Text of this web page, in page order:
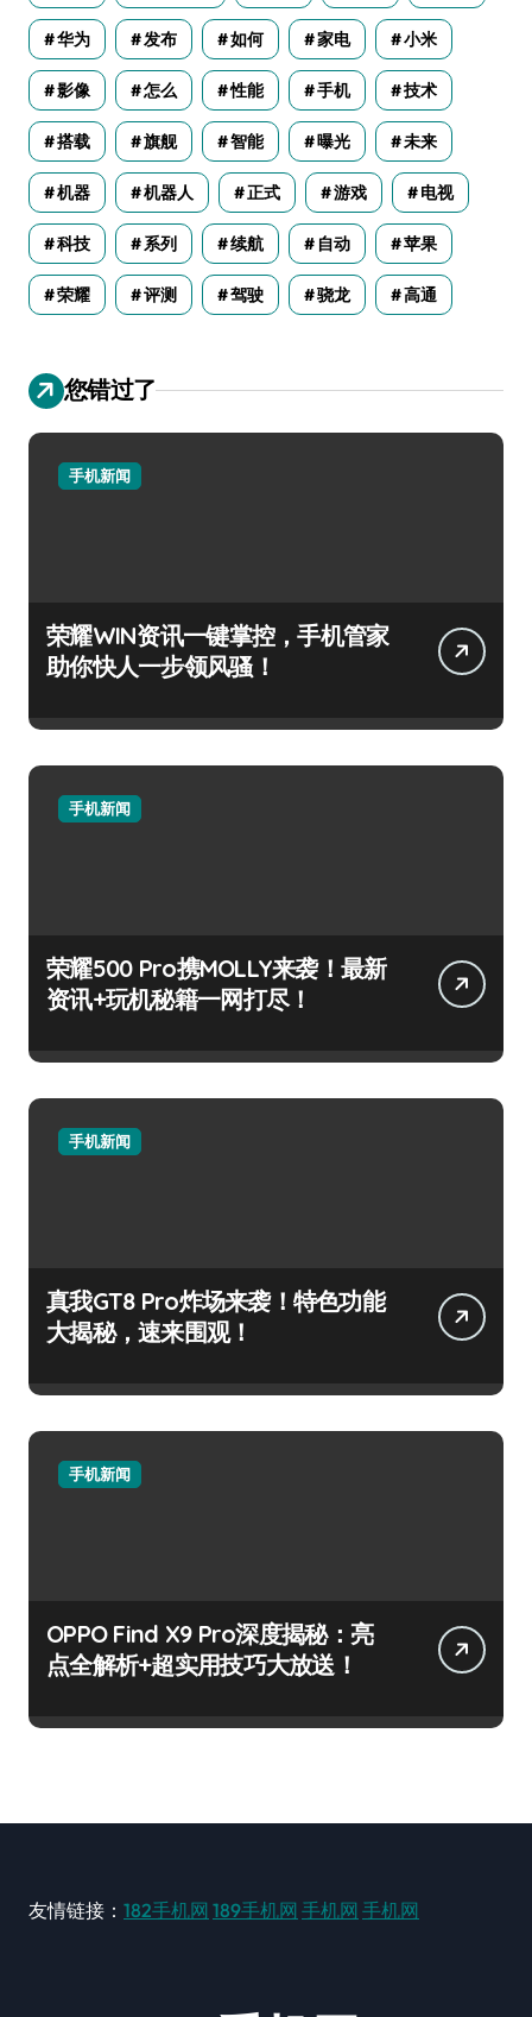
华为 发布 如何 家电 小米
影像 怎么 性能 手机 技术
搭载 旗舰 智能 曝光 未来
机器 机器人 正式 游戏 电视
科技 系列 续航 自动 苹果
荣耀 评测 驾驶 骁龙 高通
您错过了
手机新闻
荣耀WIN资讯一键掌控，手机管家
助你快人一步领风骚！
手机新闻
荣耀500 Pro携MOLLY来袭！最新
资讯+玩机秘籍一网打尽！
手机新闻
真我GT8 Pro炸场来袭！特色功能
大揭秘，速来围观！
手机新闻
OPPO Find X9 Pro深度揭秘：亮
点全解析+超实用技巧大放送！
友情链接： 182手机网 189手机网 手机网 手机网